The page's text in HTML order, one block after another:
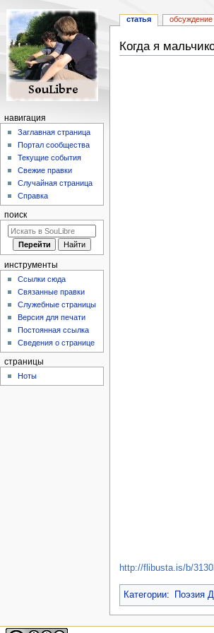
Когда я
http://flibusta.is/b/
Категории: Поэзия
статья обсуждение
навигация
Заглавная страница
Портал сообщества
Текущие события
Свежие правки
Случайная страница
Справка
поиск
инструменты
Ссылки сюда
Связанные правки
Служебные страницы
Версия для печати
Постоянная ссылка
Сведения о странице
страницы
Ноты